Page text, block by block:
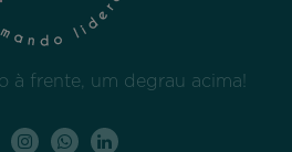
à frente, um degrau acima!